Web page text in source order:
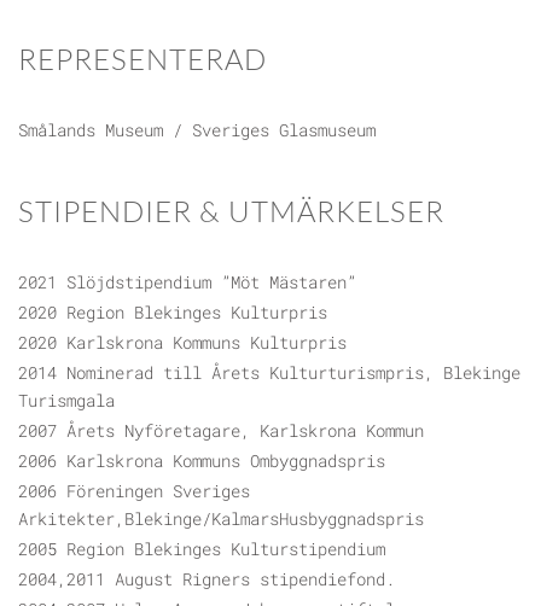
REPRESENTERAD
Smålands Museum / Sveriges Glasmuseum
STIPENDIER & UTMÄRKELSER
2021 Slöjdstipendium ”Möt Mästaren”
2020 Region Blekinges Kulturpris
2020 Karlskrona Kommuns Kulturpris
2014 Nominerad till Årets Kulturturismpris, Blekinge
Turismgala
2007 Årets Nyföretagare, Karlskrona Kommun
2006 Karlskrona Kommuns Ombyggnadspris
2006 Föreningen Sveriges
Arkitekter,Blekinge/KalmarsHusbyggnadspris
2005 Region Blekinges Kulturstipendium
2004,2011 August Rigners stipendiefond.